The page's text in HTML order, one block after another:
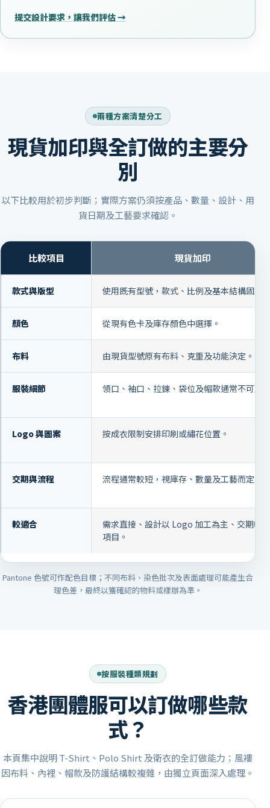
提交設計要求，讓我們評估 →
兩種方案清楚分工
現貨加印與全訂做的主要分
別
以下比較用於初步判斷；實際方案仍須按產品、數量、設計、用
貨日期及工藝要求確認。
比較項目 現貨加印
款式與版型 使用既有型號，款式、比例及基本結構固定
顏色 從現有色卡及庫存顏色中選擇。
布料 由現貨型號原有布料、克重及功能決定。
服裝細節 領口、袖口、拉鍊、袋位及帽款通常不可更
Logo 與圖案 按成衣限制安排印刷或繡花位置。
交期與流程 流程通常較短，視庫存、數量及工藝而定。
較適合
需求直接、設計以 Logo 加工為主、交期較
項目。
Pantone 色號可作配色目標；不同布料、染色批次及表面處理可能產生合
理色差，最終以獲確認的物料或樣辦為準。
按服裝種類規劃
香港團體服可以訂做哪些款
式？
本頁集中說明 T-Shirt、Polo Shirt 及衛衣的全訂做能力；風褸
因布料、內裡、帽款及防護結構較複雜，由獨立頁面深入處理。